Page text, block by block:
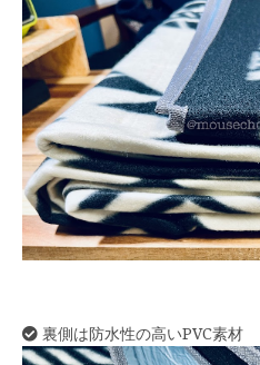
裏側は防水性の高いPVC素材